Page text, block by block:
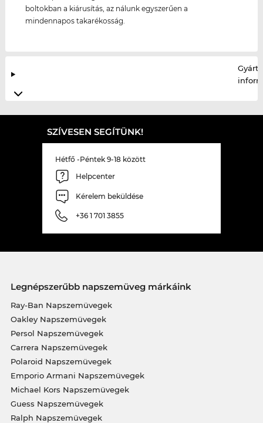
boltokban a kiárusítás, az nálunk egyszerűen a
mindennapos takarékosság.
SZÍVESEN SEGÍTÜNK!
Hétfő -Péntek 9-18 között
Helpcenter
Kérelem beküldése
+36 1 701 3855
Legnépszerűbb napszemüveg márkáink
Ray-Ban Napszemüvegek
Oakley Napszemüvegek
Persol Napszemüvegek
Carrera Napszemüvegek
Polaroid Napszemüvegek
Emporio Armani Napszemüvegek
Michael Kors Napszemüvegek
Guess Napszemüvegek
Ralph Napszemüvegek